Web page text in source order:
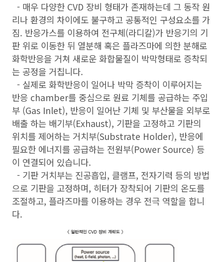
- 매우 다양한 CVD 장비 형태가 존재하는데 그 동작 원
리나 환경의 차이에도 불구하고 공통적인 구성요소를 가
짐. 반응가스를 이용하여 전구체(라디칼)가 반응기의 기
판 위로 이동한 뒤 열분해 혹은 플라즈마에 의한 분해로
화학반응을 거쳐 새로운 화합물질이 박막형태로 증착되
는 공정을 거칩니다.
- 실제로 화학반응이 일어나 박막 증착이 이루어지는
반응 chamber를 중심으로 원료 기체를 공급하는 주입
부 (Gas Inlet), 반응이 일어난 기체 및 부산물을 외부로
배출 하는 배기부(Exhaust), 기판을 고정하고 기판의
위치를 제어하는 거치부(Substrate Holder), 반응에
필요한 에너지를 공급하는 전원부(Power Source) 등
이 연결되어 있습니다.
- 기판 거치부는 진공흡입, 클램프, 전자기력 등의 방법
으로 기판을 고정하며, 히터가 장착되어 기판의 온도를
조절하고, 플라즈마를 이용하는 경우 전극 역할을 합니
다.